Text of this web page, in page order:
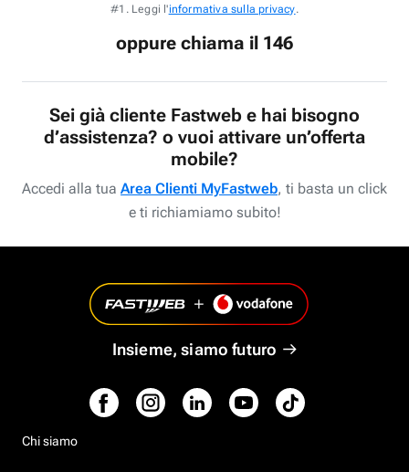
#1. Leggi l'informativa sulla privacy.
oppure chiama il 146
Sei già cliente Fastweb e hai bisogno
d’assistenza? o vuoi attivare un’offerta
mobile?
Accedi alla tua Area Clienti MyFastweb, ti basta un click
e ti richiamiamo subito!
Insieme, siamo futuro
Chi siamo